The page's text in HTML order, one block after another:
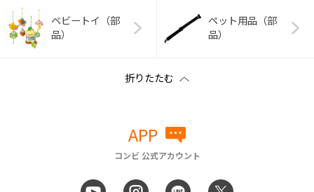
ベビートイ（部
品）
ペット用品（部
品）
APP
コンビ 公式アカウント